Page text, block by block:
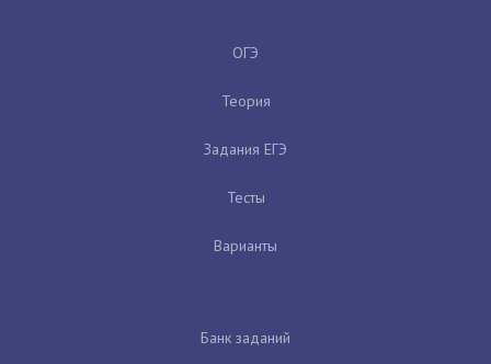
ОГЭ
Теория
Задания ЕГЭ
Тесты
Варианты
Банк заданий